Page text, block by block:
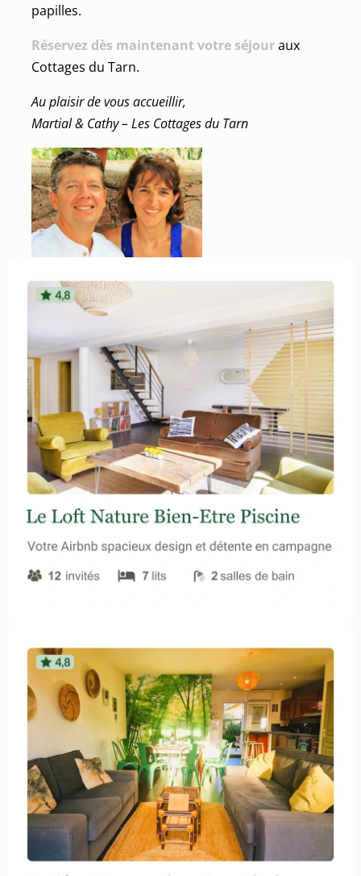
papilles.
Réservez dès maintenant votre séjouraux
Cottages du Tarn.
Au plaisir de vous accueillir,
Martial & Cathy – Les Cottages du Tarn